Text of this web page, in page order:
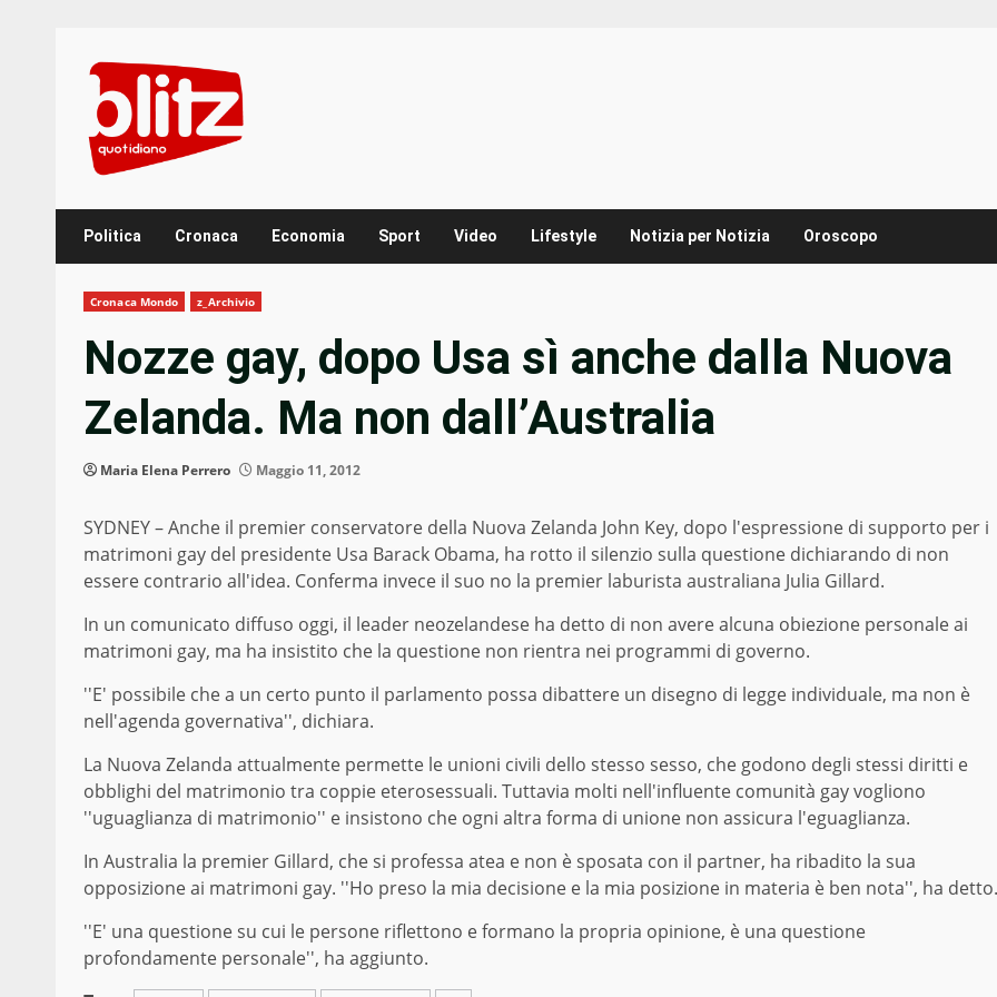
content
Politica Cronaca Economia Sport Video Lifestyle Notizia per Notizia Oroscopo
Cronaca Mondo z_Archivio
Nozze gay, dopo Usa sì anche dalla Nuova
Zelanda. Ma non dall’Australia
Maria Elena Perrero Maggio 11, 2012
SYDNEY – Anche il premier conservatore della Nuova Zelanda John Key, dopo l'espressione di supporto per i
matrimoni gay del presidente Usa Barack Obama, ha rotto il silenzio sulla questione dichiarando di non
essere contrario all'idea. Conferma invece il suo no la premier laburista australiana Julia Gillard.
In un comunicato diffuso oggi, il leader neozelandese ha detto di non avere alcuna obiezione personale ai
matrimoni gay, ma ha insistito che la questione non rientra nei programmi di governo.
''E' possibile che a un certo punto il parlamento possa dibattere un disegno di legge individuale, ma non è
nell'agenda governativa'', dichiara.
La Nuova Zelanda attualmente permette le unioni civili dello stesso sesso, che godono degli stessi diritti e
obblighi del matrimonio tra coppie eterosessuali. Tuttavia molti nell'influente comunità gay vogliono
''uguaglianza di matrimonio'' e insistono che ogni altra forma di unione non assicura l'eguaglianza.
In Australia la premier Gillard, che si professa atea e non è sposata con il partner, ha ribadito la sua
opposizione ai matrimoni gay. ''Ho preso la mia decisione e la mia posizione in materia è ben nota'', ha detto.
''E' una questione su cui le persone riflettono e formano la propria opinione, è una questione
profondamente personale'', ha aggiunto.